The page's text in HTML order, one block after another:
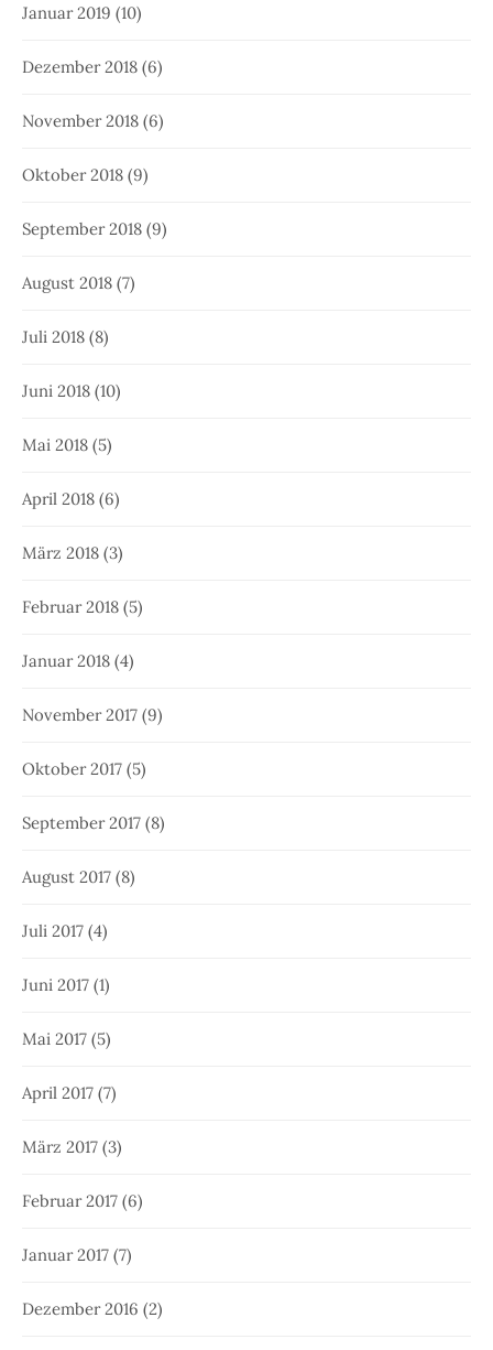
Januar 2019 (10)
Dezember 2018 (6)
November 2018 (6)
Oktober 2018 (9)
September 2018 (9)
August 2018 (7)
Juli 2018 (8)
Juni 2018 (10)
Mai 2018 (5)
April 2018 (6)
März 2018 (3)
Februar 2018 (5)
Januar 2018 (4)
November 2017 (9)
Oktober 2017 (5)
September 2017 (8)
August 2017 (8)
Juli 2017 (4)
Juni 2017 (1)
Mai 2017 (5)
April 2017 (7)
März 2017 (3)
Februar 2017 (6)
Januar 2017 (7)
Dezember 2016 (2)